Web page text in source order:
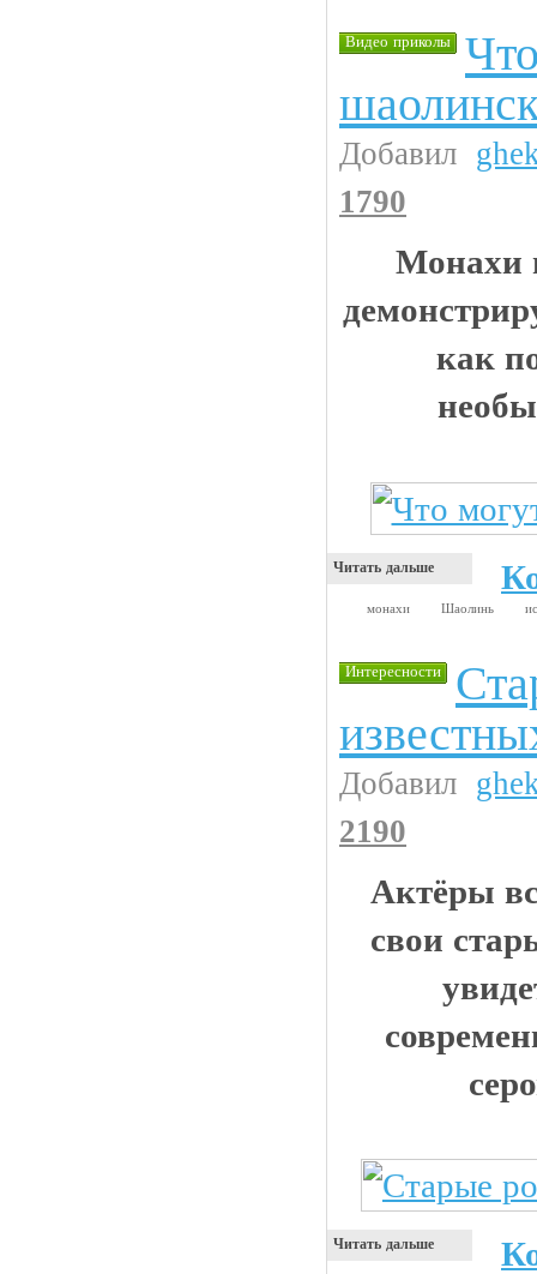
Видео приколы
Добавил
1790
Монахи
как
Читать дальше
монахи Шаолинь
Интересности
Добавил
2190
Актёры
свои
Читать дальше